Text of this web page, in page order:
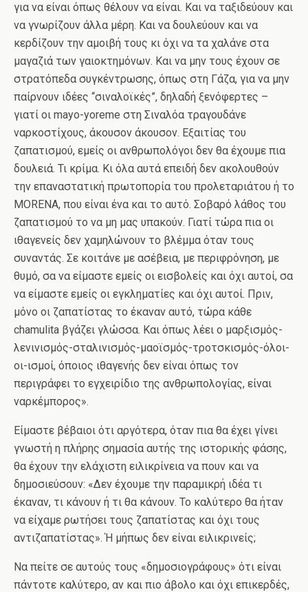
για να είναι όπως θέλουν να είναι. Και να ταξιδεύουν και
να γνωρίζουν άλλα μέρη. Και να δουλεύουν και να
κερδίζουν την αμοιβή τους κι όχι να τα χαλάνε στα
μαγαζιά των γαιοκτημόνων. Και να μην τους έχουν σε
στρατόπεδα συγκέντρωσης, όπως στη Γάζα, για να μην
παίρνουν ιδέες “σιναλοϊκές”, δηλαδή ξενόφερτες –
γιατί οι mayo-yoreme στη Σιναλόα τραγουδάνε
ναρκοστίχους, άκουσον άκουσον. Εξαιτίας του
ζαπατισμού, εμείς οι ανθρωπολόγοι δεν θα έχουμε πια
δουλειά. Τι κρίμα. Κι όλα αυτά επειδή δεν ακολουθούν
την επαναστατική πρωτοπορία του προλεταριάτου ή το
MORENA, που είναι ένα και το αυτό. Σοβαρό λάθος του
ζαπατισμού το να μη μας υπακούν. Γιατί τώρα πια οι
ιθαγενείς δεν χαμηλώνουν το βλέμμα όταν τους
συναντάς. Σε κοιτάνε με ασέβεια, με περιφρόνηση, με
θυμό, σα να είμαστε εμείς οι εισβολείς και όχι αυτοί, σα
να είμαστε εμείς οι εγκληματίες και όχι αυτοί. Πριν,
μόνο οι ζαπατίστας το έκαναν αυτό, τώρα κάθε
chamulita βγάζει γλώσσα. Και όπως λέει ο μαρξισμός-
λενινισμός-σταλινισμός-μαοϊσμός-τροτσκισμός-όλοι-
οι-ισμοί, όποιος ιθαγενής δεν είναι όπως τον
περιγράφει το εγχειρίδιο της ανθρωπολογίας, είναι
ναρκέμπορος».
Είμαστε βέβαιοι ότι αργότερα, όταν πια θα έχει γίνει
γνωστή η πλήρης σημασία αυτής της ιστορικής φάσης,
θα έχουν την ελάχιστη ειλικρίνεια να πουν και να
δημοσιεύσουν: «Δεν έχουμε την παραμικρή ιδέα τι
έκαναν, τι κάνουν ή τι θα κάνουν. Το καλύτερο θα ήταν
να είχαμε ρωτήσει τους ζαπατίστας και όχι τους
αντιζαπατίστας». Ή μήπως δεν είναι ειλικρινείς;
Να πείτε σε αυτούς τους «δημοσιογράφους» ότι είναι
πάντοτε καλύτερο, αν και πιο άβολο και όχι επικερδές,